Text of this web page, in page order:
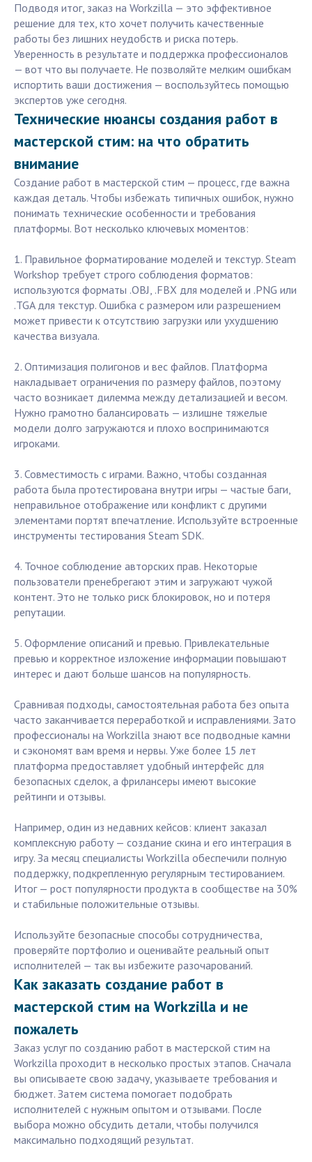
Подводя итог, заказ на Workzilla — это эффективное
решение для тех, кто хочет получить качественные
работы без лишних неудобств и риска потерь.
Уверенность в результате и поддержка профессионалов
— вот что вы получаете. Не позволяйте мелким ошибкам
испортить ваши достижения — воспользуйтесь помощью
экспертов уже сегодня.
Технические нюансы создания работ в
мастерской стим: на что обратить
внимание
Создание работ в мастерской стим — процесс, где важна
каждая деталь. Чтобы избежать типичных ошибок, нужно
понимать технические особенности и требования
платформы. Вот несколько ключевых моментов:
1. Правильное форматирование моделей и текстур. Steam
Workshop требует строго соблюдения форматов:
используются форматы .OBJ, .FBX для моделей и .PNG или
.TGA для текстур. Ошибка с размером или разрешением
может привести к отсутствию загрузки или ухудшению
качества визуала.
2. Оптимизация полигонов и вес файлов. Платформа
накладывает ограничения по размеру файлов, поэтому
часто возникает дилемма между детализацией и весом.
Нужно грамотно балансировать — излишне тяжелые
модели долго загружаются и плохо воспринимаются
игроками.
3. Совместимость с играми. Важно, чтобы созданная
работа была протестирована внутри игры — частые баги,
неправильное отображение или конфликт с другими
элементами портят впечатление. Используйте встроенные
инструменты тестирования Steam SDK.
4. Точное соблюдение авторских прав. Некоторые
пользователи пренебрегают этим и загружают чужой
контент. Это не только риск блокировок, но и потеря
репутации.
5. Оформление описаний и превью. Привлекательные
превью и корректное изложение информации повышают
интерес и дают больше шансов на популярность.
Сравнивая подходы, самостоятельная работа без опыта
часто заканчивается переработкой и исправлениями. Зато
профессионалы на Workzilla знают все подводные камни
и сэкономят вам время и нервы. Уже более 15 лет
платформа предоставляет удобный интерфейс для
безопасных сделок, а фрилансеры имеют высокие
рейтинги и отзывы.
Например, один из недавних кейсов: клиент заказал
комплексную работу — создание скина и его интеграция в
игру. За месяц специалисты Workzilla обеспечили полную
поддержку, подкрепленную регулярным тестированием.
Итог — рост популярности продукта в сообществе на 30%
и стабильные положительные отзывы.
Используйте безопасные способы сотрудничества,
проверяйте портфолио и оценивайте реальный опыт
исполнителей — так вы избежите разочарований.
Как заказать создание работ в
мастерской стим на Workzilla и не
пожалеть
Заказ услуг по созданию работ в мастерской стим на
Workzilla проходит в несколько простых этапов. Сначала
вы описываете свою задачу, указываете требования и
бюджет. Затем система помогает подобрать
исполнителей с нужным опытом и отзывами. После
выбора можно обсудить детали, чтобы получился
максимально подходящий результат.